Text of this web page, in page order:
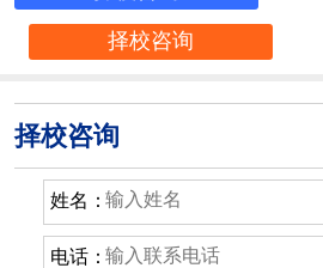
择校咨询
择校咨询
姓名：
电话：